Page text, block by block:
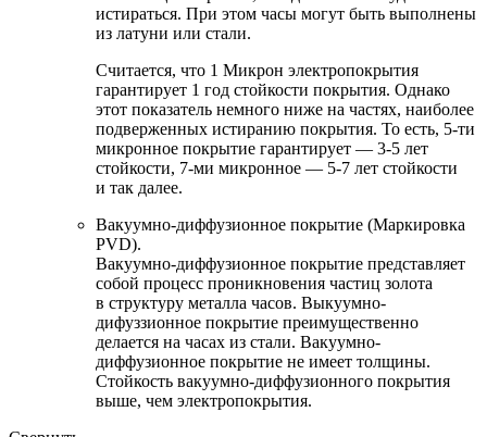
истираться. При этом часы могут быть выполнены
из латуни или стали.
Считается, что 1 Микрон электропокрытия
гарантирует 1 год стойкости покрытия. Однако
этот показатель немного ниже на частях, наиболее
подверженных истиранию покрытия. То есть, 5-ти
микронное покрытие гарантирует — 3-5 лет
стойкости, 7-ми микронное — 5-7 лет стойкости
и так далее.
Вакуумно-диффузионное покрытие (Маркировка
PVD).
Вакуумно-диффузионное покрытие представляет
собой процесс проникновения частиц золота
в структуру металла часов. Выкуумно-
дифуззионное покрытие преимущественно
делается на часах из стали. Вакуумно-
диффузионное покрытие не имеет толщины.
Стойкость вакуумно-диффузионного покрытия
выше, чем электропокрытия.